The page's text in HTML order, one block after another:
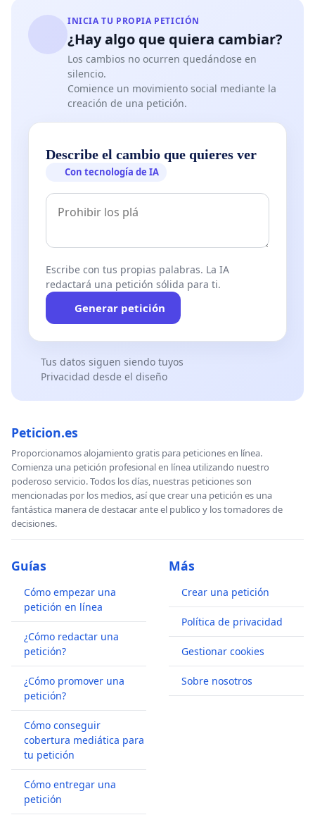
INICIA TU PROPIA PETICIÓN
¿Hay algo que quiera cambiar?
Los cambios no ocurren quedándose en
silencio.
Comience un movimiento social mediante la
creación de una petición.
Describe el cambio que quieres ver
Con tecnología de IA
Escribe con tus propias palabras. La IA
redactará una petición sólida para ti.
Generar petición
Tus datos siguen siendo tuyos
Privacidad desde el diseño
Peticion.es
Proporcionamos alojamiento gratis para peticiones en línea.
Comienza una petición profesional en línea utilizando nuestro
poderoso servicio. Todos los días, nuestras peticiones son
mencionadas por los medios, así que crear una petición es una
fantástica manera de destacar ante el publico y los tomadores de
decisiones.
Guías
Cómo empezar una
petición en línea
¿Cómo redactar una
petición?
¿Cómo promover una
petición?
Cómo conseguir
cobertura mediática para
tu petición
Cómo entregar una
petición
Más
Crear una petición
Política de privacidad
Gestionar cookies
Sobre nosotros